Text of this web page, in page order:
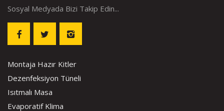
Sosyal Medyada Bizi Takip Edin...
Montaja Hazır Kitler
Dezenfeksiyon Tüneli
Isıtmalı Masa
Evaporatif Klima